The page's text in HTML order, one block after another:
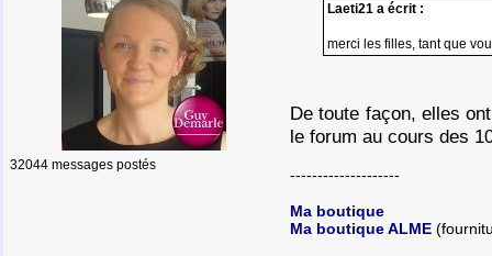
32044 messages postés
Laeti21 a écrit :
merci les filles, tant que
De toute façon, elles
le forum au cours des
--------------------
Ma boutique
Ma boutique ALME